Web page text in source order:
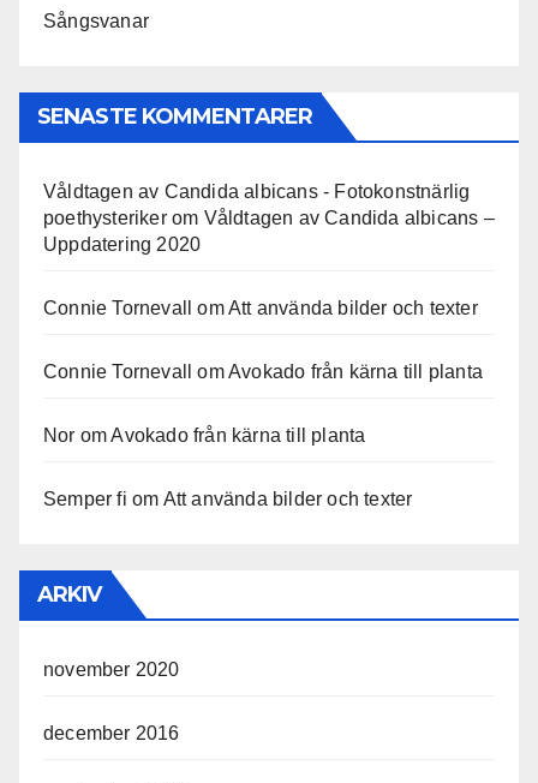
Sångsvanar
SENASTE KOMMENTARER
Våldtagen av Candida albicans - Fotokonstnärlig
poethysterikerom Våldtagen av Candida albicans –
Uppdatering 2020
Connie Tornevall omAtt använda bilder och texter
Connie Tornevall omAvokado från kärna till planta
Nor omAvokado från kärna till planta
Semper fi om Att använda bilder och texter
ARKIV
november 2020
december 2016